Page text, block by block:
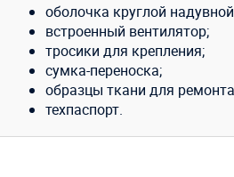
оболочка круглой
встроенный вентилятор;
тросики для крепления;
сумка-переноска;
образцы ткани для
техпаспорт.